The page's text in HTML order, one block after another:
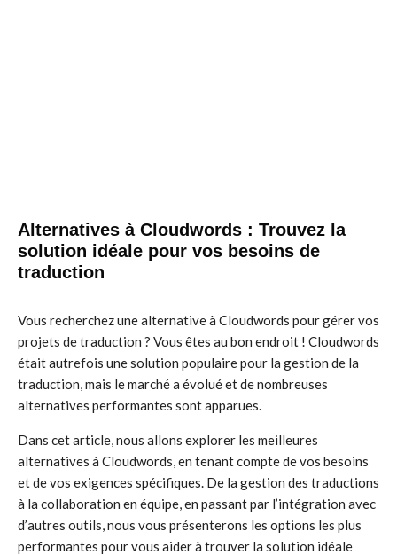
Alternatives à Cloudwords : Trouvez la
solution idéale pour vos besoins de
traduction
Vous recherchez une alternative à Cloudwords pour gérer vos
projets de traduction ? Vous êtes au bon endroit ! Cloudwords
était autrefois une solution populaire pour la gestion de la
traduction, mais le marché a évolué et de nombreuses
alternatives performantes sont apparues.
Dans cet article, nous allons explorer les meilleures
alternatives à Cloudwords, en tenant compte de vos besoins
et de vos exigences spécifiques. De la gestion des traductions
à la collaboration en équipe, en passant par l’intégration avec
d’autres outils, nous vous présenterons les options les plus
performantes pour vous aider à trouver la solution idéale